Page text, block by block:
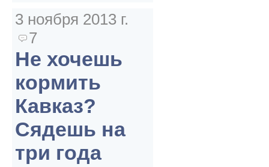
3 ноября 2013 г.
7
Не хочешь
кормить
Кавказ?
Сядешь на
три года